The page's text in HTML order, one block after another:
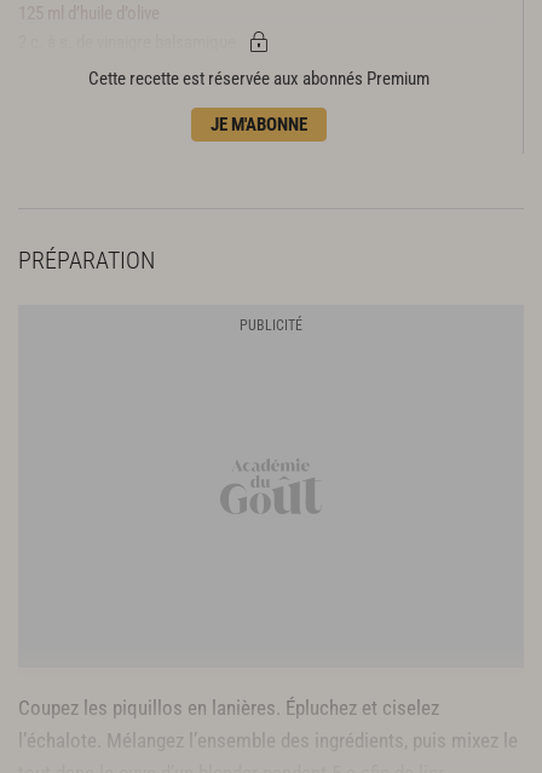
125 ml d’huile d’olive
2,5 c. à s. de vinaigre de xérès
1 c. à c. rase de sel
Cette recette est réservée aux abonnés Premium
JE M'ABONNE
PRÉPARATION
Coupez les piquillos en lanières. Épluchez et ciselez
l’échalote. Mélangez l’ensemble des ingrédients, puis mixez le